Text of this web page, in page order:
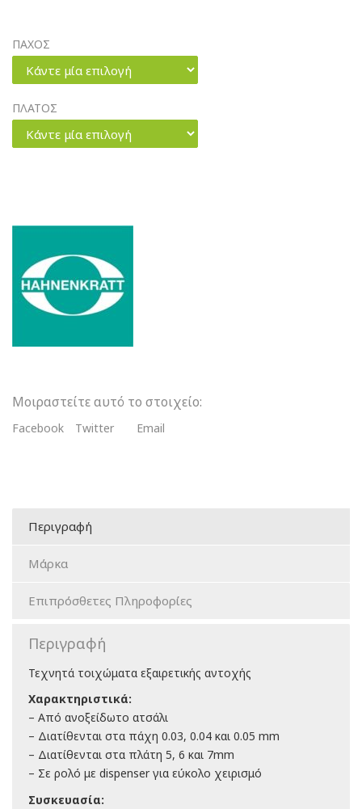
ΠΑΧΟΣ
Κάντε μία επιλογή
ΠΛΑΤΟΣ
Κάντε μία επιλογή
Ρολό
ποσότητα
Μοιραστείτε αυτό το στοιχείο:
Facebook Twitter Email
Περιγραφή
Μάρκα
Επιπρόσθετες Πληροφορίες
Περιγραφή
Τεχνητά τοιχώματα εξαιρετικής αντοχής
Χαρακτηριστικά:
– Από ανοξείδωτο ατσάλι
– Διατίθενται στα πάχη 0.03, 0.04 και 0.05 mm
– Διατίθενται στα πλάτη 5, 6 και 7mm
– Σε ρολό με dispenser για εύκολο χειρισμό
Συσκευασία: